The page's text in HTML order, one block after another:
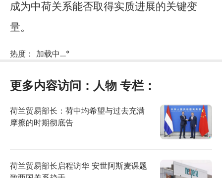
成为中荷关系能否取得实质进展的关键变
量。
热度： 加载中...°
更多内容访问： 人物 专栏：
荷兰贸易部长：荷中均希望与过去充满
摩擦的时期彻底告
荷兰贸易部长启程访华 安世阿斯麦课题